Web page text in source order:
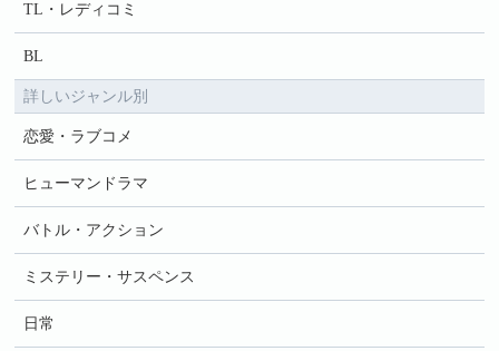
TL・レディコミ
BL
詳しいジャンル別
恋愛・ラブコメ
ヒューマンドラマ
バトル・アクション
ミステリー・サスペンス
日常